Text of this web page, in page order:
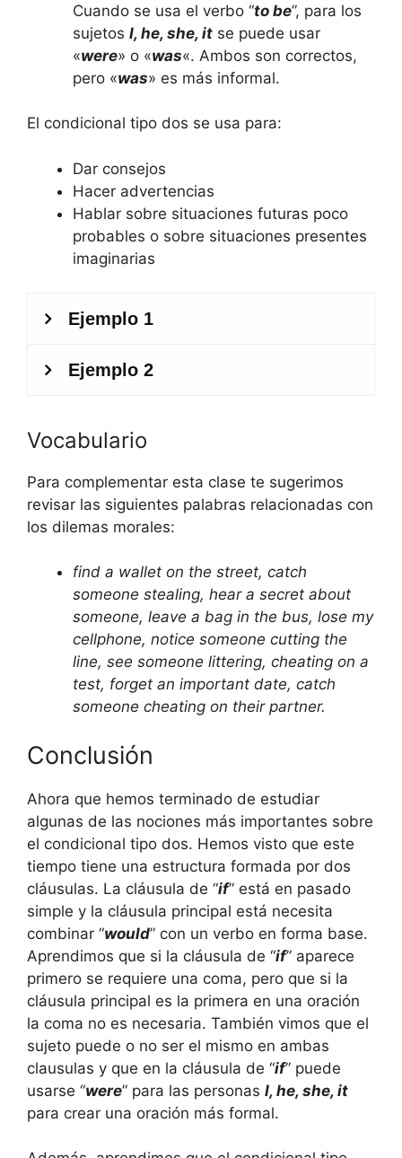
Cuando se usa el verbo “to be”, para los
sujetos I, he, she, it se puede usar
«were» o «was«. Ambos son correctos,
pero «was» es más informal.
El condicional tipo dos se usa para:
Dar consejos
Hacer advertencias
Hablar sobre situaciones futuras poco
probables o sobre situaciones presentes
imaginarias
Vocabulario
Para complementar esta clase te sugerimos
revisar las siguientes palabras relacionadas con
los dilemas morales:
find a wallet on the street, catch
someone stealing, hear a secret about
someone, leave a bag in the bus, lose my
cellphone, notice someone cutting the
line, see someone littering, cheating on a
test, forget an important date, catch
someone cheating on their partner.
Conclusión
Ahora que hemos terminado de estudiar
algunas de las nociones más importantes sobre
el condicional tipo dos. Hemos visto que este
tiempo tiene una estructura formada por dos
cláusulas. La cláusula de “if” está en pasado
simple y la cláusula principal está necesita
combinar “would” con un verbo en forma base.
Aprendimos que si la cláusula de “if” aparece
primero se requiere una coma, pero que si la
cláusula principal es la primera en una oración
la coma no es necesaria. También vimos que el
sujeto puede o no ser el mismo en ambas
clausulas y que en la cláusula de “if” puede
usarse “were” para las personas I, he, she, it
para crear una oración más formal.